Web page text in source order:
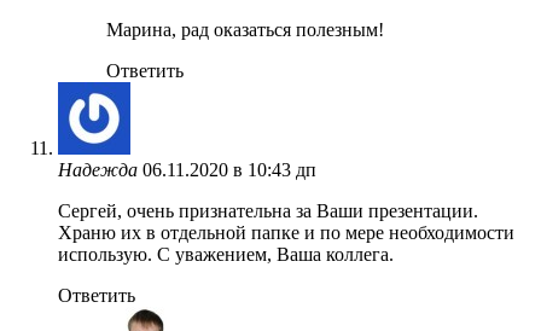
Марина, рад оказаться полезным!
Ответить
Надежда 06.11.2020 в 10:43 дп
Cергей, очень признательна за Ваши презентации.
Храню их в отдельной папке и по мере необходимости
использую. С уважением, Ваша коллега.
Ответить